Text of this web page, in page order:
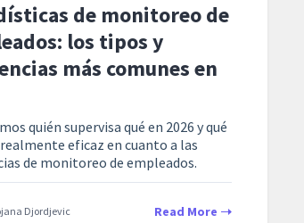
de monitoreo de
los tipos y
más comunes en
quién supervisa qué en 2026 y qué
eficaz en cuanto a las
de monitoreo de empleados.
Djordjevic Read More